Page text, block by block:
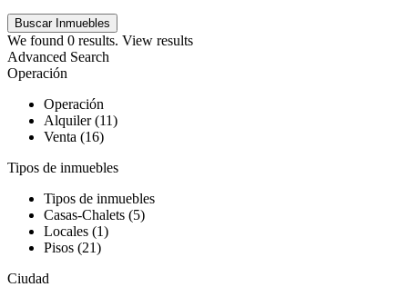
We found 0 results. View results
Advanced Search
Operación
Operación
Alquiler (11)
Venta (16)
Tipos de inmuebles
Tipos de inmuebles
Casas-Chalets (5)
Locales (1)
Pisos (21)
Ciudad